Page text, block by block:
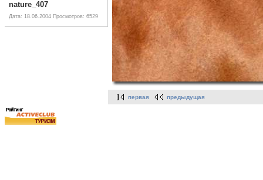
nature_407
Дата: 18.06.2004 Просмотров: 6529
первая предыдущая